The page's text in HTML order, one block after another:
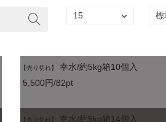
【売り切れ】
幸水/約5kg箱10個入
5,500円/82pt
【売り切れ】
幸水/約5kg箱14個入